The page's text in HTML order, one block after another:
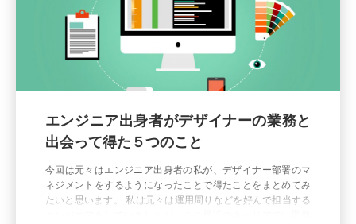
エンジニア出身者がデザイナーの業務と
出会って得た５つのこと
今回は元々はエンジニア出身者の私が、デザイナー部署のマ
ネジメントをするようになったことで得たことをまとめてみ
たいと思います。 私は元々は運用周りなどを好んで担当する